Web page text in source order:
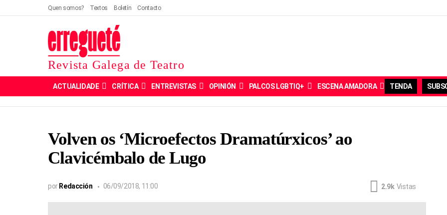
Quen somos? Textos Boletín Contacto
Revista Galega de Teatro
ACTUALIDADE CRÍTICA ENTREVISTAS OPINIÓN PALCOS LGBTIQ+ ESCENA AMADORA TENDA
Volven os ‘Microefectos Dramatúrxicos’ ao
Clavicémbalo de Lugo
por Redacción 06/09/2018, 11:00 2.9k Vistas